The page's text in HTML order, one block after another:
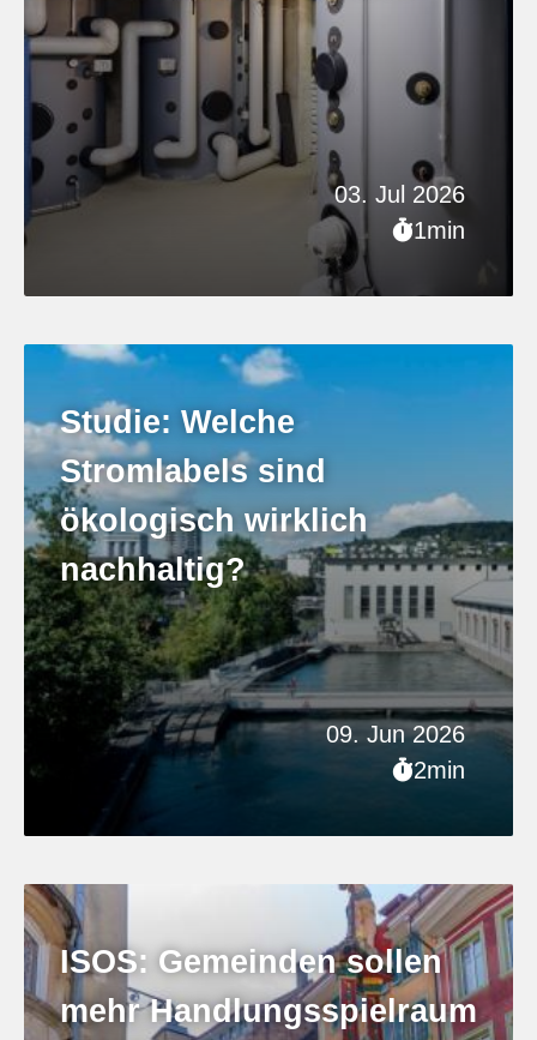
03. Jul 2026
1min
09. Jun 2026
2min
Studie: Welche
Stromlabels sind
ökologisch wirklich
nachhaltig?
ISOS: Gemeinden sollen
mehr Handlungsspielraum